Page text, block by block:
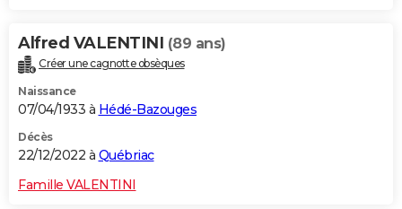
Alfred VALENTINI (89 ans)
Créer une cagnotte obsèques
Naissance
07/04/1933 à Hédé-Bazouges
Décès
22/12/2022 à Québriac
Famille VALENTINI